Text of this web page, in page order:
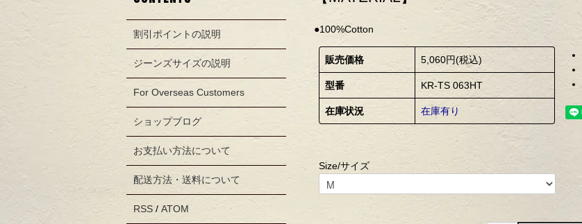
●100%Cotton
販売価格 5,060円(税込)
型番 KR-TS 063HT
在庫状況 在庫有り
Size/サイズ
割引ポイントの説明
ジーンズサイズの説明
For Overseas Customers
ショップブログ
お支払い方法について
配送方法・送料について
RSS / ATOM